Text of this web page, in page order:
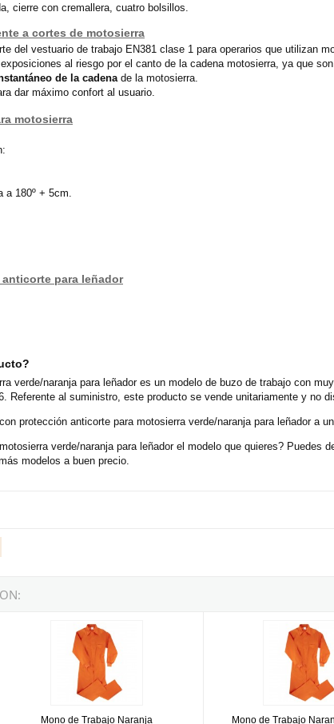
cierre con cremallera, cuatro bolsillos.
a cortes de motosierra
del vestuario de trabajo EN381 clase 1 para operarios que utilizan
al riesgo por el canto de la cadena motosierra, ya que
de la cadena de la motosierra.
dar máximo confort al usuario.
motosierra
a 180º + 5cm.
para leñador
verde/naranja para leñador es un modelo de buzo de trabajo con
Referente al suministro, este producto se vende unitariamente y no
protección anticorte para motosierra verde/naranja para leñador a
verde/naranja para leñador el modelo que quieres? Puedes
modelos a buen precio.
verde/naranja para leñador
Mono de Trabajo Naranja
de Trabajo Naranja
Mono de Trabajo
Mono de Trabajo Naranja